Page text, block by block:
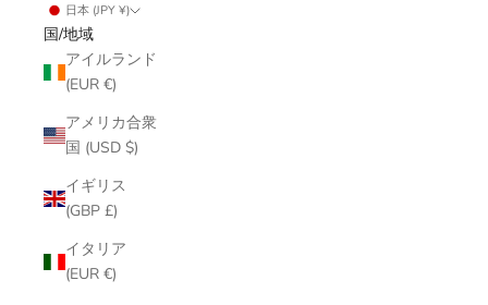
日本 (JPY ¥)
国/地域
アイルランド
(EUR €)
アメリカ合衆
国 (USD $)
イギリス
(GBP £)
イタリア
(EUR €)